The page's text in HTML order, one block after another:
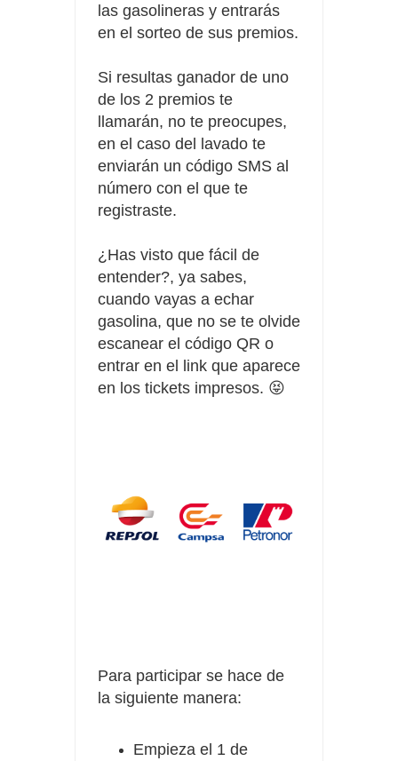
las gasolineras y entrarás
en el sorteo de sus premios.
Si resultas ganador de uno
de los 2 premios te
llamarán, no te preocupes,
en el caso del lavado te
enviarán un código SMS al
número con el que te
registraste.
¿Has visto que fácil de
entender?, ya sabes,
cuando vayas a echar
gasolina, que no se te olvide
escanear el código QR o
entrar en el link que aparece
en los tickets impresos. 😝
Para participar se hace de
la siguiente manera:
Empieza el 1 de